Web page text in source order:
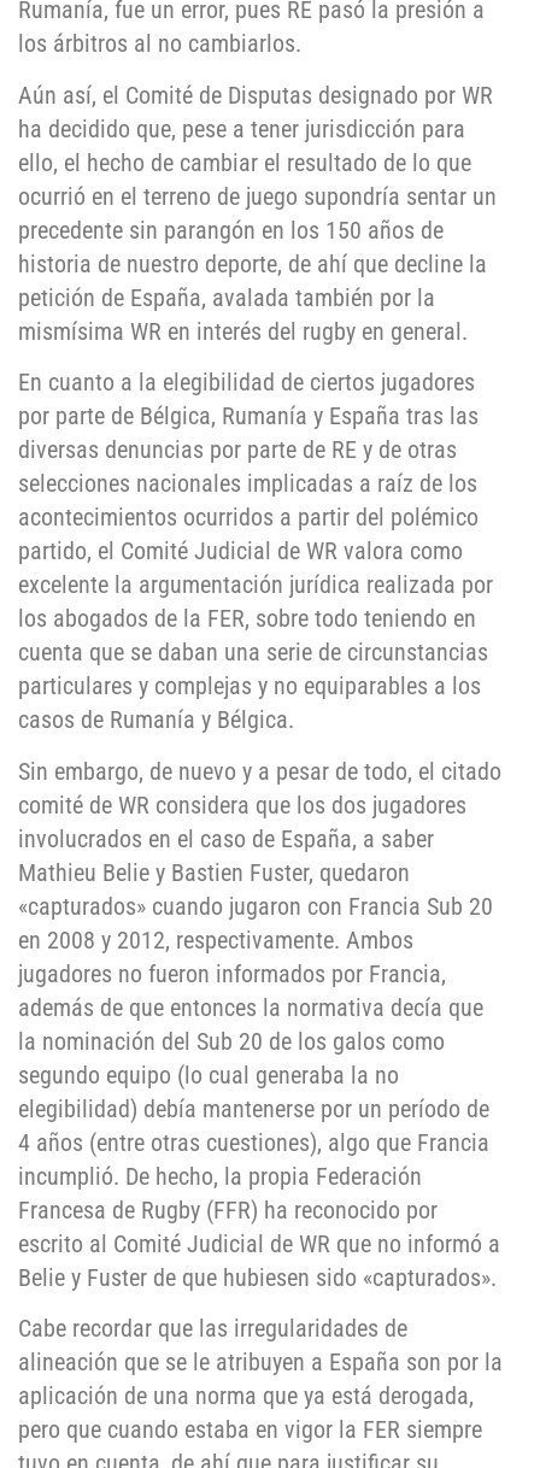
Rumanía, fue un error, pues RE pasó la presión a
los árbitros al no cambiarlos.
Aún así, el Comité de Disputas designado por WR
ha decidido que, pese a tener jurisdicción para
ello, el hecho de cambiar el resultado de lo que
ocurrió en el terreno de juego supondría sentar un
precedente sin parangón en los 150 años de
historia de nuestro deporte, de ahí que decline la
petición de España, avalada también por la
mismísima WR en interés del rugby en general.
En cuanto a la elegibilidad de ciertos jugadores
por parte de Bélgica, Rumanía y España tras las
diversas denuncias por parte de RE y de otras
selecciones nacionales implicadas a raíz de los
acontecimientos ocurridos a partir del polémico
partido, el Comité Judicial de WR valora como
excelente la argumentación jurídica realizada por
los abogados de la FER, sobre todo teniendo en
cuenta que se daban una serie de circunstancias
particulares y complejas y no equiparables a los
casos de Rumanía y Bélgica.
Sin embargo, de nuevo y a pesar de todo, el citado
comité de WR considera que los dos jugadores
involucrados en el caso de España, a saber
Mathieu Belie y Bastien Fuster, quedaron
«capturados» cuando jugaron con Francia Sub 20
en 2008 y 2012, respectivamente. Ambos
jugadores no fueron informados por Francia,
además de que entonces la normativa decía que
la nominación del Sub 20 de los galos como
segundo equipo (lo cual generaba la no
elegibilidad) debía mantenerse por un período de
4 años (entre otras cuestiones), algo que Francia
incumplió. De hecho, la propia Federación
Francesa de Rugby (FFR) ha reconocido por
escrito al Comité Judicial de WR que no informó a
Belie y Fuster de que hubiesen sido «capturados».
Cabe recordar que las irregularidades de
alineación que se le atribuyen a España son por la
aplicación de una norma que ya está derogada,
pero que cuando estaba en vigor la FER siempre